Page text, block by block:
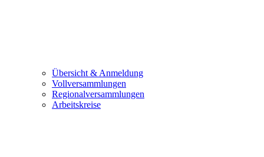
Übersicht & Anmeldung
Vollversammlungen
Regionalversammlungen
Arbeitskreise